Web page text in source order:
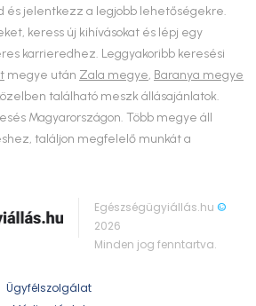
és jelentkezz a legjobb lehetőségekre.
keress új kihívásokat és lépj egy
karrieredhez. Leggyakoribb keresési
megye után Zala megye, Baranya megye
található meszk állásajánlatok.
Magyarországon. Több megye áll
találjon megfelelő munkát a
Egészségügyiállás.hu©
2026
Minden jog fenntartva.
Ügyfélszolgálat